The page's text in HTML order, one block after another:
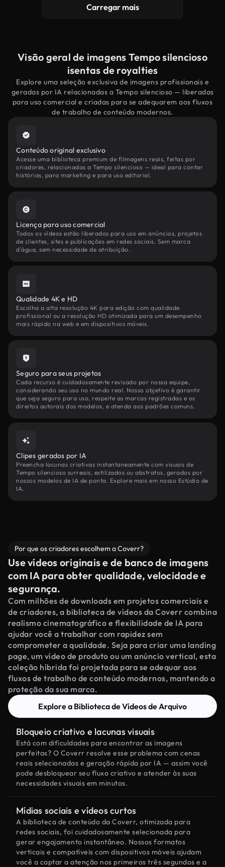
Carregar mais
Visão geral de imagens Tempo silencioso
isentas de royalties
Explore uma seleção exclusiva de imagens profissionais e
geradas por IA relacionadas a Tempo silencioso — liberadas
para uso comercial e criadas para se adequarem aos fluxos
de trabalho de conteúdo modernos.
Conteúdo original exclusivo
Acesse uma biblioteca premium de filmagens reais, feitas por
criadores, relacionadas a Tempo silencioso — ideal para contar
histórias, para marketing e para uso editorial.
Licença para uso comercial
Todos os vídeos estão liberados para uso em anúncios, projetos
de clientes, sites e publicações em redes sociais. Sem marca
d'água, sem necessidade de atribuição.
Qualidade 4K e HD
Escolha a alta resolução 4K para edição com qualidade
profissional ou a resolução HD otimizada para um desempenho
mais rápido na web e em dispositivos móveis.
Seguro para seus projetos
Cada recurso é cuidadosamente revisado por nossa equipe,
considerando seu uso no mundo real. Nosso objetivo é garantir
que seja seguro para uso, respeite as marcas registradas e os
direitos autorais dos modelos, e atenda aos padrões comuns.
Clipes gerados por IA
Preencha lacunas criativas instantaneamente com visuais de
Tempo silencioso surreais, estilizados ou abstratos, gerados por
nossos modelos de IA de ponta. Explore mais em nosso Estúdio de
IA.
Por que os criadores escolhem a Coverr?
Use vídeos originais e de banco de imagens
com IA para obter qualidade, velocidade e
segurança.
Com milhões de downloads em projetos comerciais e
de criadores, a biblioteca de vídeos da Coverr combina
realismo cinematográfico e flexibilidade de IA para
ajudar você a trabalhar com rapidez sem
comprometer a qualidade. Seja para criar uma landing
page, um vídeo de produto ou um anúncio vertical, esta
coleção híbrida foi projetada para se adequar aos
fluxos de trabalho de conteúdo modernos, mantendo a
proteção da sua marca.
Explore a Biblioteca de Vídeos de Arquivo
Bloqueio criativo e lacunas visuais
Está com dificuldades para encontrar as imagens
perfeitas? O Coverr resolve esse problema com cenas
reais selecionadas e geração rápida por IA — assim você
pode desbloquear seu fluxo criativo e atender às suas
necessidades visuais em minutos.
Mídias sociais e vídeos curtos
A biblioteca de conteúdo da Coverr, otimizada para
redes sociais, foi cuidadosamente selecionada para
gerar engajamento instantâneo. Nossos formatos
verticais e compatíveis com dispositivos móveis ajudam
você a captar a atenção nos primeiros três segundos e a